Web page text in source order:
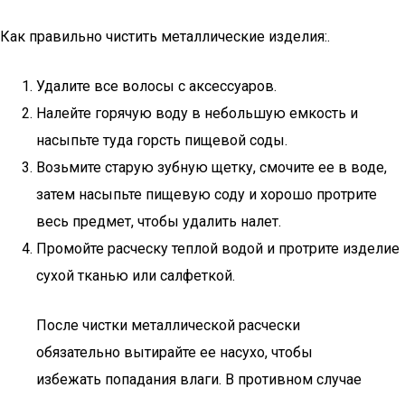
Как правильно чистить металлические изделия:.
Удалите все волосы с аксессуаров.
Налейте горячую воду в небольшую емкость и
насыпьте туда горсть пищевой соды.
Возьмите старую зубную щетку, смочите ее в воде,
затем насыпьте пищевую соду и хорошо протрите
весь предмет, чтобы удалить налет.
Промойте расческу теплой водой и протрите изделие
сухой тканью или салфеткой.
После чистки металлической расчески
обязательно вытирайте ее насухо, чтобы
избежать попадания влаги. В противном случае